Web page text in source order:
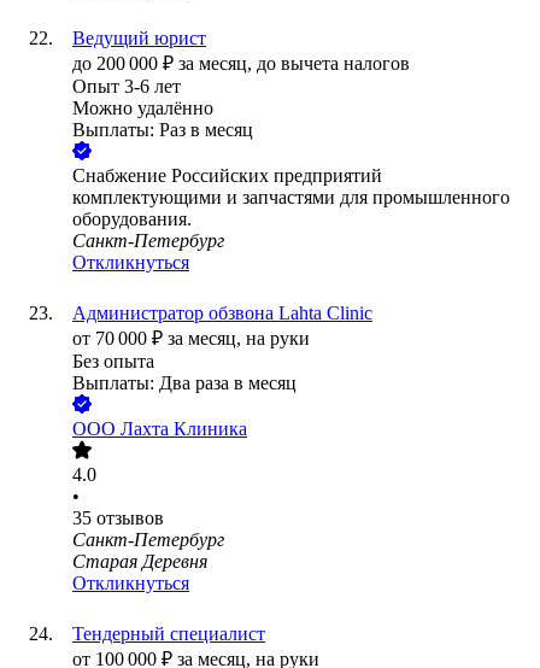
Ведущий юрист
до 200 000 ₽ за месяц, до вычета налогов
Опыт 3-6 лет
Можно удалённо
Выплаты: Раз в месяц
Снабжение Российских предприятий
комплектующими и запчастями для промышленного
оборудования.
Санкт-Петербург
Откликнуться
Администратор обзвона Lahta Clinic
от 70 000 ₽ за месяц, на руки
Без опыта
Выплаты: Два раза в месяц
ООО Лахта Клиника
4.0
•
35 отзывов
Санкт-Петербург
Старая Деревня
Откликнуться
Тендерный специалист
от 100 000 ₽ за месяц, на руки